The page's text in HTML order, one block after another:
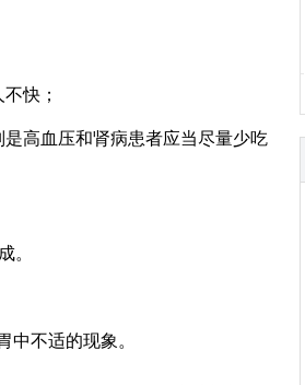
快；
高血压和肾病患者应当尽量少吃
。
不适的现象。